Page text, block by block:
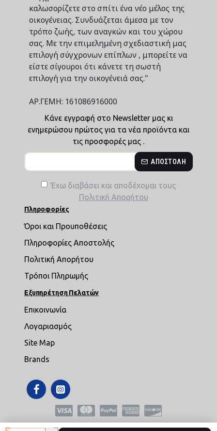
καλωσορίζετε στο σπίτι ένα νέο μέλος της
οικογένειας. Συνδυάζεται άμεσα με τον
τρόπο ζωής, των αναγκών και του χώρου
σας. Με την επιμελημένη σχεδιαστική μας
επιλογή σύγχρονων επίπλων , μπορείτε να
είστε σίγουροι ότι κάνετε τη σωστή
επιλογή για την οικογένειά σας."
ΑΡ.ΓΕΜΗ: 161086916000
Κάνε εγγραφή στο Newsletter μας κι
ενημερώσου πρώτος για τα νέα προϊόντα και
τις προσφορές μας .
ΑΠΟΣΤΟΛΉ
Έχω διαβάσει και αποδέχομαι τους
Πολιτική Απορήτου
Πληροφορίες
Όροι και Προυποθέσεις
Πληροφορίες Αποστολής
Πολιτική Απορήτου
Τρόποι Πληρωμής
Εξυπηρέτηση Πελατών
Επικοινωνία
Λογαριασμός
Site Map
Brands
Copyright © 2021,mikroepipla.gr , All Rights Reserved